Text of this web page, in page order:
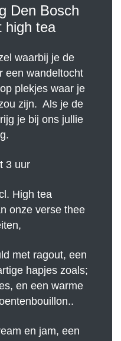
Den Bosch
high tea
waarbij je de
een wandeltocht
plekjes waar je
zijn. Als je de
je bij ons jullie
3 uur
High tea
onze verse thee
met ragout, een
hapjes zoals;
en een warme
en jam, een